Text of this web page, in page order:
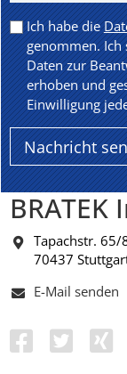
Ich habe die
genommen. Ich
Daten zur
erhoben und
Einwilligung
Tapachstr. 65/
70437
E-Mail senden